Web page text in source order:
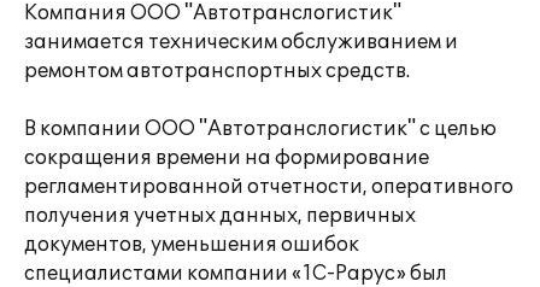
Компания ООО "Автотранслогистик"
занимается техническим обслуживанием и
ремонтом автотранспортных средств.
В компании ООО "Автотранслогистик" с целью
сокращения времени на формирование
регламентированной отчетности, оперативного
получения учетных данных, первичных
документов, уменьшения ошибок
специалистами компании «1С-Рарус» был